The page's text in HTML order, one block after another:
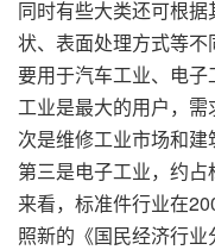
同时有些大类还可根
状、表面处理方式等
要用于汽车工业、电
工业是最大的用户，
次是维修工业市场和建
第三是电子工业，约
来看，标准件行业在
照新的《国民经济行业